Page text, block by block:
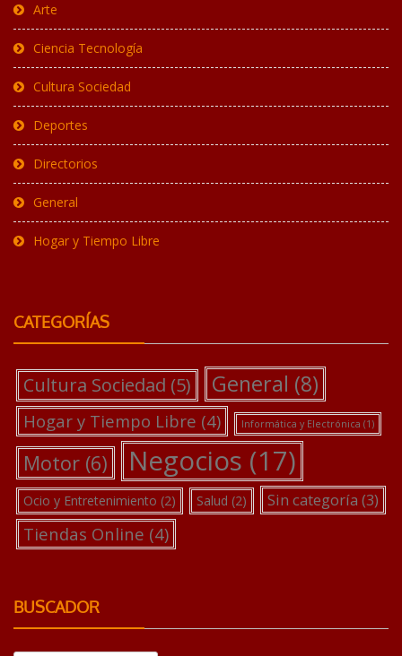
Arte
Ciencia Tecnología
Cultura Sociedad
Deportes
Directorios
General
Hogar y Tiempo Libre
CATEGORÍAS
Cultura Sociedad (5) General (8)
Hogar y Tiempo Libre (4) Informática y Electrónica (1)
Motor (6) Negocios (17)
Ocio y Entretenimiento (2) Salud (2) Sin categoría (3)
Tiendas Online (4)
BUSCADOR